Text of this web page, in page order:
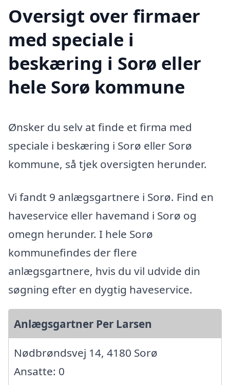
Oversigt over firmaer
med speciale i
beskæring i Sorø eller
hele Sorø kommune
Ønsker du selv at finde et firma med
speciale i beskæring i Sorø eller Sorø
kommune, så tjek oversigten herunder.
Vi fandt 9 anlægsgartnere i Sorø. Find en
haveservice eller havemand i Sorø og
omegn herunder. I hele Sorø
kommunefindes der flere
anlægsgartnere, hvis du vil udvide din
søgning efter en dygtig haveservice.
Anlægsgartner Per Larsen
Nødbrøndsvej 14, 4180 Sorø
Ansatte: 0